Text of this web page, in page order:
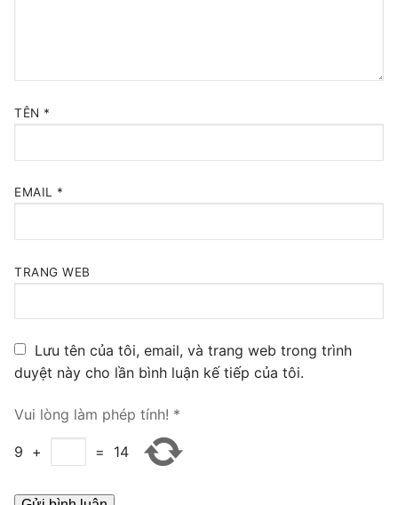
VOIP GATEWAY
FXO VoIP Gateway
BRI VoIP Gateway
LIÊN HỆ
TIN TỨC
HƯỚNG DẪN
TÊN *
EMAIL *
TRANG WEB
Lưu tên của tôi, email, và trang web trong trình
duyệt này cho lần bình luận kế tiếp của tôi.
Vui lòng làm phép tính! *
9 + = 14